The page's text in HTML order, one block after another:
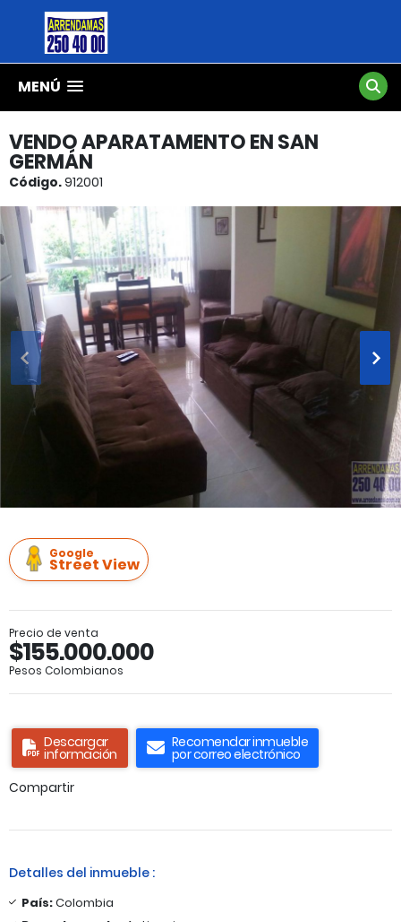
MENÚ
VENDO APARATAMENTO EN SAN
GERMÁN
Código.912001
Google
Street View
Precio de venta
$155.000.000
Pesos Colombianos
Descargar
información
Recomendar inmueble
por correo electrónico
Compartir
Detalles del inmueble :
País:Colombia